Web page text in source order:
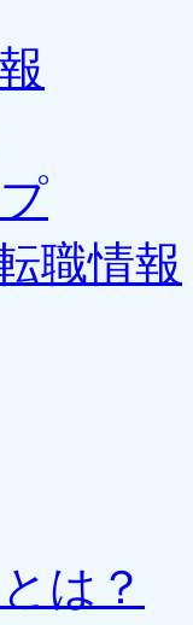
職情報
は？